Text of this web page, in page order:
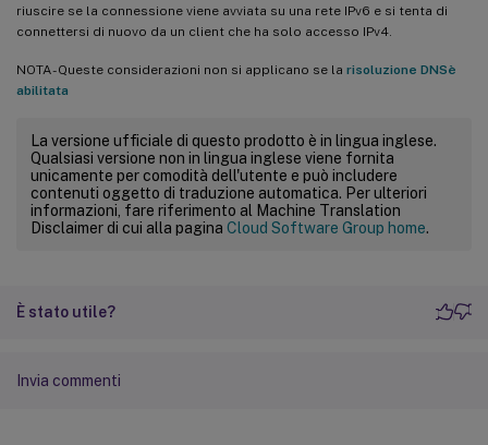
riuscire se la connessione viene avviata su una rete IPv6 e si tenta di
connettersi di nuovo da un client che ha solo accesso IPv4.
NOTA - Queste considerazioni non si applicano se la risoluzione DNSè
abilitata
La versione ufficiale di questo prodotto è in lingua inglese.
Qualsiasi versione non in lingua inglese viene fornita
unicamente per comodità dell'utente e può includere
contenuti oggetto di traduzione automatica. Per ulteriori
informazioni, fare riferimento al Machine Translation
Disclaimer di cui alla pagina Cloud Software Group home.
È stato utile?
Invia commenti